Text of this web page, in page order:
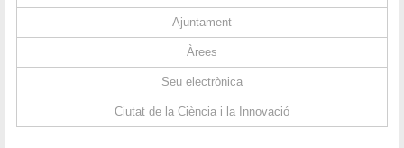
Ajuntament
Àrees
Seu electrònica
Ciutat de la Ciència i la Innovació